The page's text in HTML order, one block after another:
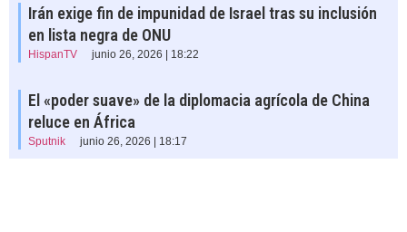
Irán exige fin de impunidad de Israel tras su inclusión
en lista negra de ONU
HispanTV junio 26, 2026 | 18:22
El «poder suave» de la diplomacia agrícola de China
reluce en África
Sputnik junio 26, 2026 | 18:17